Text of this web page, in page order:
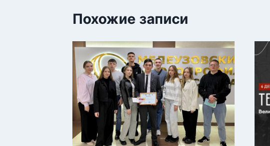
Похожие записи